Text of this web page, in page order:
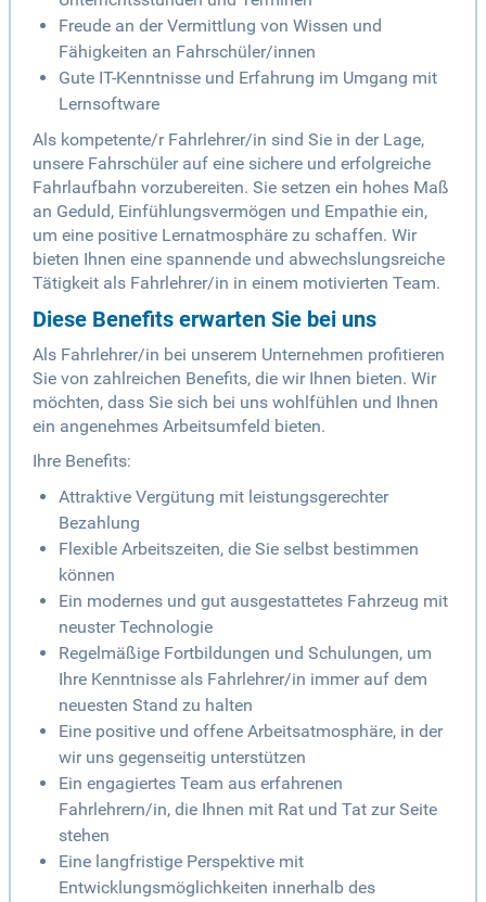
Freude an der Vermittlung von Wissen und
Fähigkeiten an Fahrschüler/innen
Gute IT-Kenntnisse und Erfahrung im Umgang mit
Lernsoftware
Als kompetente/r Fahrlehrer/in sind Sie in der Lage,
unsere Fahrschüler auf eine sichere und erfolgreiche
Fahrlaufbahn vorzubereiten. Sie setzen ein hohes Maß
an Geduld, Einfühlungsvermögen und Empathie ein,
um eine positive Lernatmosphäre zu schaffen. Wir
bieten Ihnen eine spannende und abwechslungsreiche
Tätigkeit als Fahrlehrer/in in einem motivierten Team.
Diese Benefits erwarten Sie bei uns
Als Fahrlehrer/in bei unserem Unternehmen profitieren
Sie von zahlreichen Benefits, die wir Ihnen bieten. Wir
möchten, dass Sie sich bei uns wohlfühlen und Ihnen
ein angenehmes Arbeitsumfeld bieten.
Ihre Benefits:
Attraktive Vergütung mit leistungsgerechter
Bezahlung
Flexible Arbeitszeiten, die Sie selbst bestimmen
können
Ein modernes und gut ausgestattetes Fahrzeug mit
neuster Technologie
Regelmäßige Fortbildungen und Schulungen, um
Ihre Kenntnisse als Fahrlehrer/in immer auf dem
neuesten Stand zu halten
Eine positive und offene Arbeitsatmosphäre, in der
wir uns gegenseitig unterstützen
Ein engagiertes Team aus erfahrenen
Fahrlehrern/in, die Ihnen mit Rat und Tat zur Seite
stehen
Eine langfristige Perspektive mit
Entwicklungsmöglichkeiten innerhalb des